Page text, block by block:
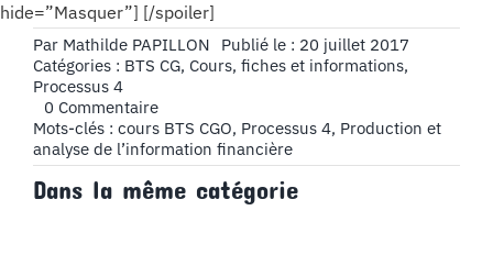
hide=”Masquer”] [/spoiler]
Par Mathilde PAPILLON
Publié le : 20 juillet 2017
Catégories : BTS CG, Cours, fiches et informations,
Processus 4
0 Commentaireon
Immobilisations
incorporelles
et
corporelles,
Mots-clés : cours BTS CGO, Processus 4, Production et
analyse de l’information financière
Dans la même catégorie